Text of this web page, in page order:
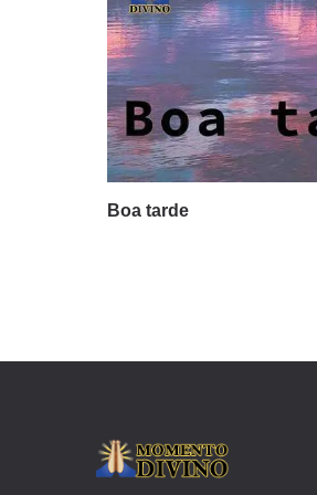
Boa tarde